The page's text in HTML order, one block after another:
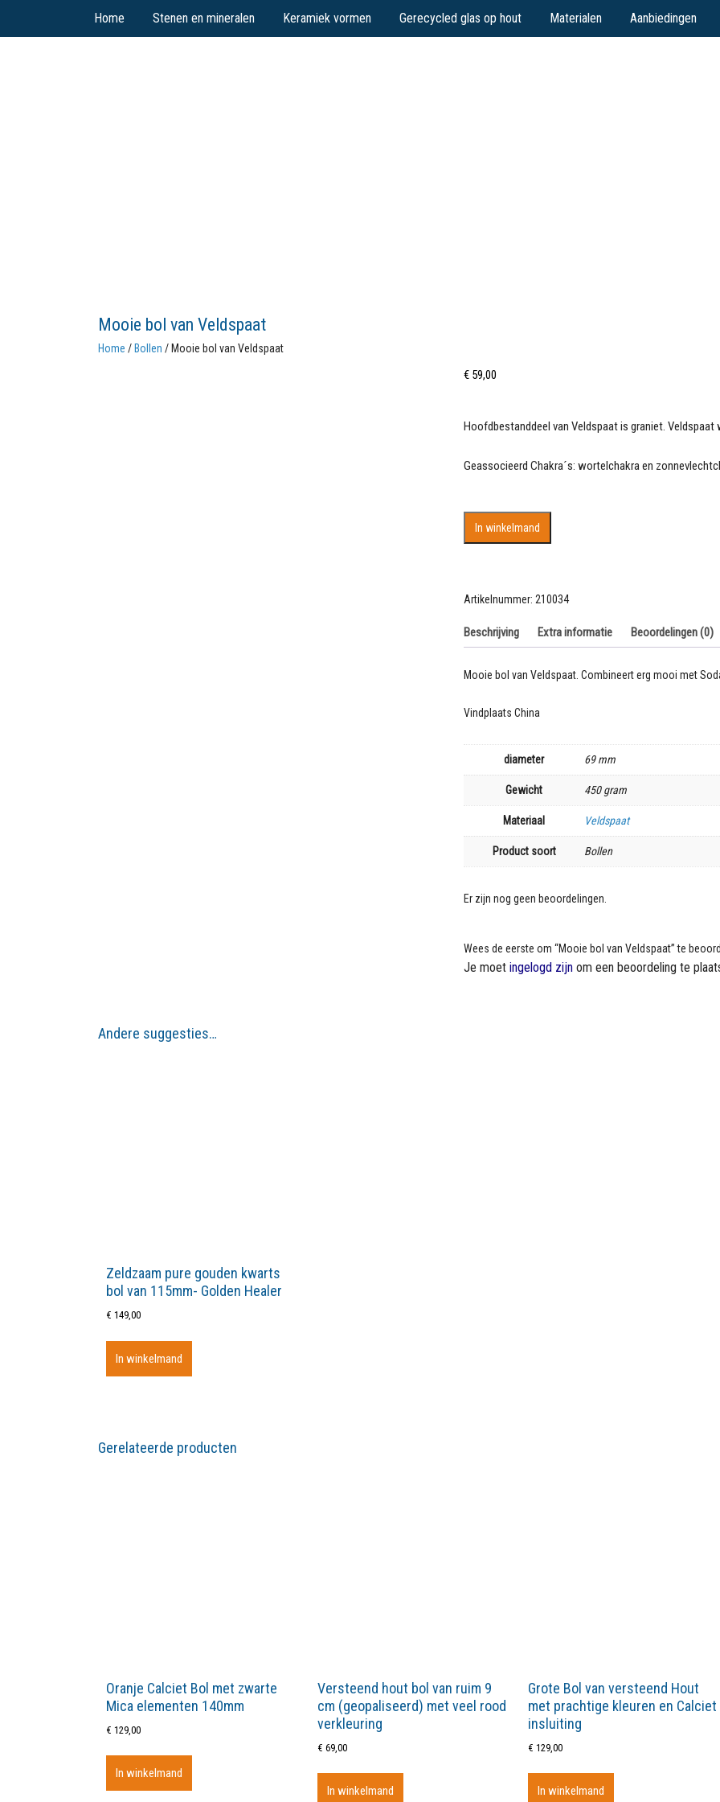
Home Stenen en mineralen Keramiek vormen Gerecycled glas op hout Materialen Aanbiedingen
Mooie bol van Veldspaat
Home / Bollen / Mooie bol van Veldspaat
€ 59,00
Hoofdbestanddeel van Veldspaat is graniet. Veldspaat
Geassocieerd Chakra´s: wortelchakra en
In winkelmand
Artikelnummer: 210034
Beschrijving Extra informatie Beoordelingen (0)
Mooie bol van Veldspaat. Combineert erg mooi met
Vindplaats China
diameter 69 mm
Gewicht 450 gram
Materiaal Veldspaat
Product soort Bollen
Er zijn nog geen beoordelingen.
Wees de eerste om “Mooie bol van Veldspaat” te
Je moet ingelogd zijn om een beoordeling te
Andere suggesties…
Zeldzaam pure gouden kwarts
bol van 115mm- Golden Healer
€ 149,00
In winkelmand
Gerelateerde producten
Oranje Calciet Bol met zwarte
Mica elementen 140mm
€ 129,00
In winkelmand
Versteend hout bol van ruim 9
cm (geopaliseerd) met veel rood
verkleuring
€ 69,00
In winkelmand
Grote Bol van versteend Hout
met prachtige kleuren en Calciet
insluiting
€ 129,00
In winkelmand